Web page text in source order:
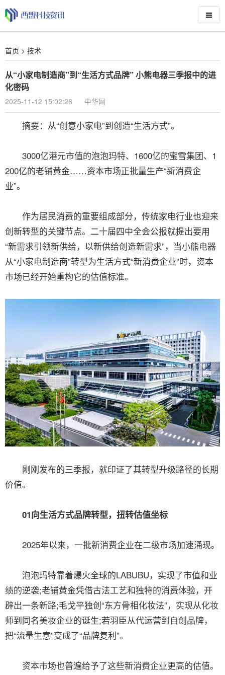
首页 > 技术
从“小家电制造商”到“生活方式品牌” 小熊电器三季报中的进
化密码
2025-11-12 15:02:26 中华网
摘要：从“创意小家电”到创造“生活方式”。
3000亿港元市值的泡泡玛特、1600亿的蜜雪集团、1
200亿的老铺黄金……资本市场正批量生产“新消费企
业”。
作为居民消费的重要组成部分，传统家电行业也迎来
创新转型的关键节点。二十届四中全会公报就提出要用
“新需求引领新供给，以新供给创造新需求”，当小熊电器
从“小家电制造商”转型为生活方式“新消费企业”时，资本
市场已经开始重构它的估值标准。
刚刚发布的三季报，就印证了其转型升级路径的长期
价值。
01向生活方式品牌转型，扭转估值坐标
2025年以来，一批新消费企业在二级市场加速涌现。
泡泡玛特靠着爆火全球的LABUBU，实现了市值和业
绩的逆袭;老铺黄金凭借古法工艺和独特的消费体验，开
辟出一条新路;毛戈平独创“东方骨相化妆法”，实现从化妆
师到同名美妆企业的诞生;若羽臣从代运营到自创品牌，
把“流量生意”变成了“品牌复利”。
资本市场也普遍给予了这些新消费企业更高的估值。